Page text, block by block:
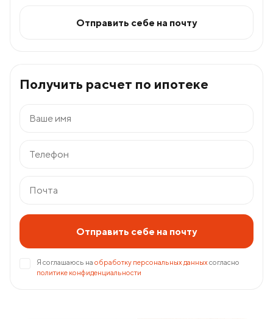
Отправить себе на почту
Получить расчет по ипотеке
Отправить себе на почту
Я соглашаюсь на обработку персональных данныхсогласно
политике конфиденциальности